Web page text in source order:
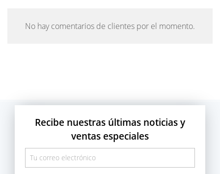
No hay comentarios de clientes por el momento.
Recibe nuestras últimas noticias y
ventas especiales